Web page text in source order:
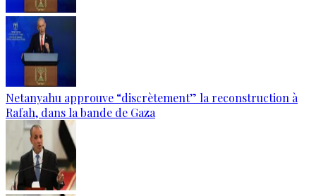
Netanyahu approuve “discrètement” la reconstruction à
Rafah, dans la bande de Gaza